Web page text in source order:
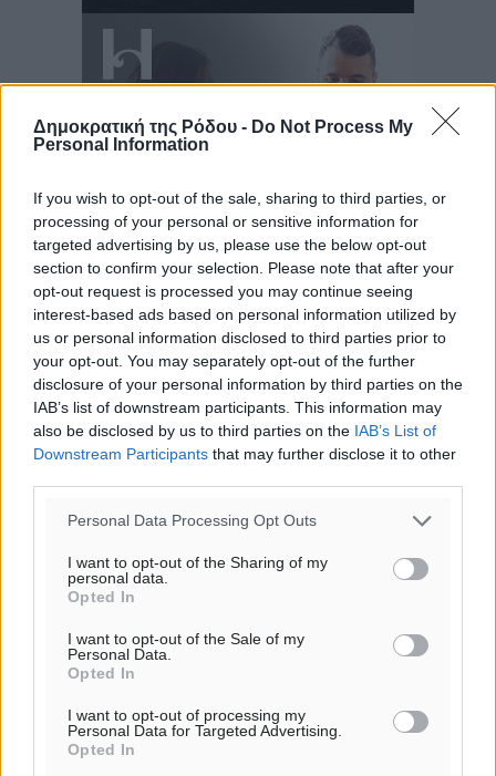
Δημοκρατική της Ρόδου - Do Not Process My
Personal Information
If you wish to opt-out of the sale, sharing to third parties, or
processing of your personal or sensitive information for
targeted advertising by us, please use the below opt-out
section to confirm your selection. Please note that after your
opt-out request is processed you may continue seeing
interest-based ads based on personal information utilized by
us or personal information disclosed to third parties prior to
your opt-out. You may separately opt-out of the further
disclosure of your personal information by third parties on the
IAB’s list of downstream participants. This information may
also be disclosed by us to third parties on the IAB’s List of
Downstream Participants that may further disclose it to other
Personal Data Processing Opt Outs
I want to opt-out of the Sharing of my
personal data.
Opted In
I want to opt-out of the Sale of my
Personal Data.
Opted In
I want to opt-out of processing my
Personal Data for Targeted Advertising.
Opted In
Ροή ειδήσεων
Συνελήφθη 73χρονος για διάθεση αλκοόλ σε
ανηλίκους στη Ρόδο
Τοπικές Ειδήσεις• πριν 1 λεπτό
Πραγματοποιήθηκαν 43.881 έλεγχοι και βεβαιώθηκαν
12.272 παραβάσεις από την αστυνομία τον Ιούλιο
Συνελήφθησαν δύο αλλοδαπές για λαθρεμπόριο
-3.928- πακέτα χωρίς ειδική ταινία φορολόγησης
Τοπικές Ειδήσεις
Γ. Χατζημάρκος: 3,58 εκατ. ευρώ για την ανάπλαση